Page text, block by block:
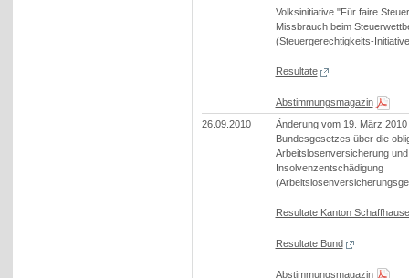
Volksinitiative "Für faire
Missbrauch beim
(Steuergerechtigkeits-
Resultate
Abstimmungsmagazin
26.09.2010
Änderung vom 19. März 2010
Bundesgesetzes über die
Arbeitslosenversicherung und
Insolvenzentschädigung
Resultate Kanton
Resultate Bund
Abstimmungsmagazin